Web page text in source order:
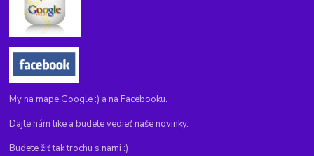
My na mape Google :) a na Facebooku.
Dajte nám like a budete vedieť naše novinky.
Budete žiť tak trochu s nami :)